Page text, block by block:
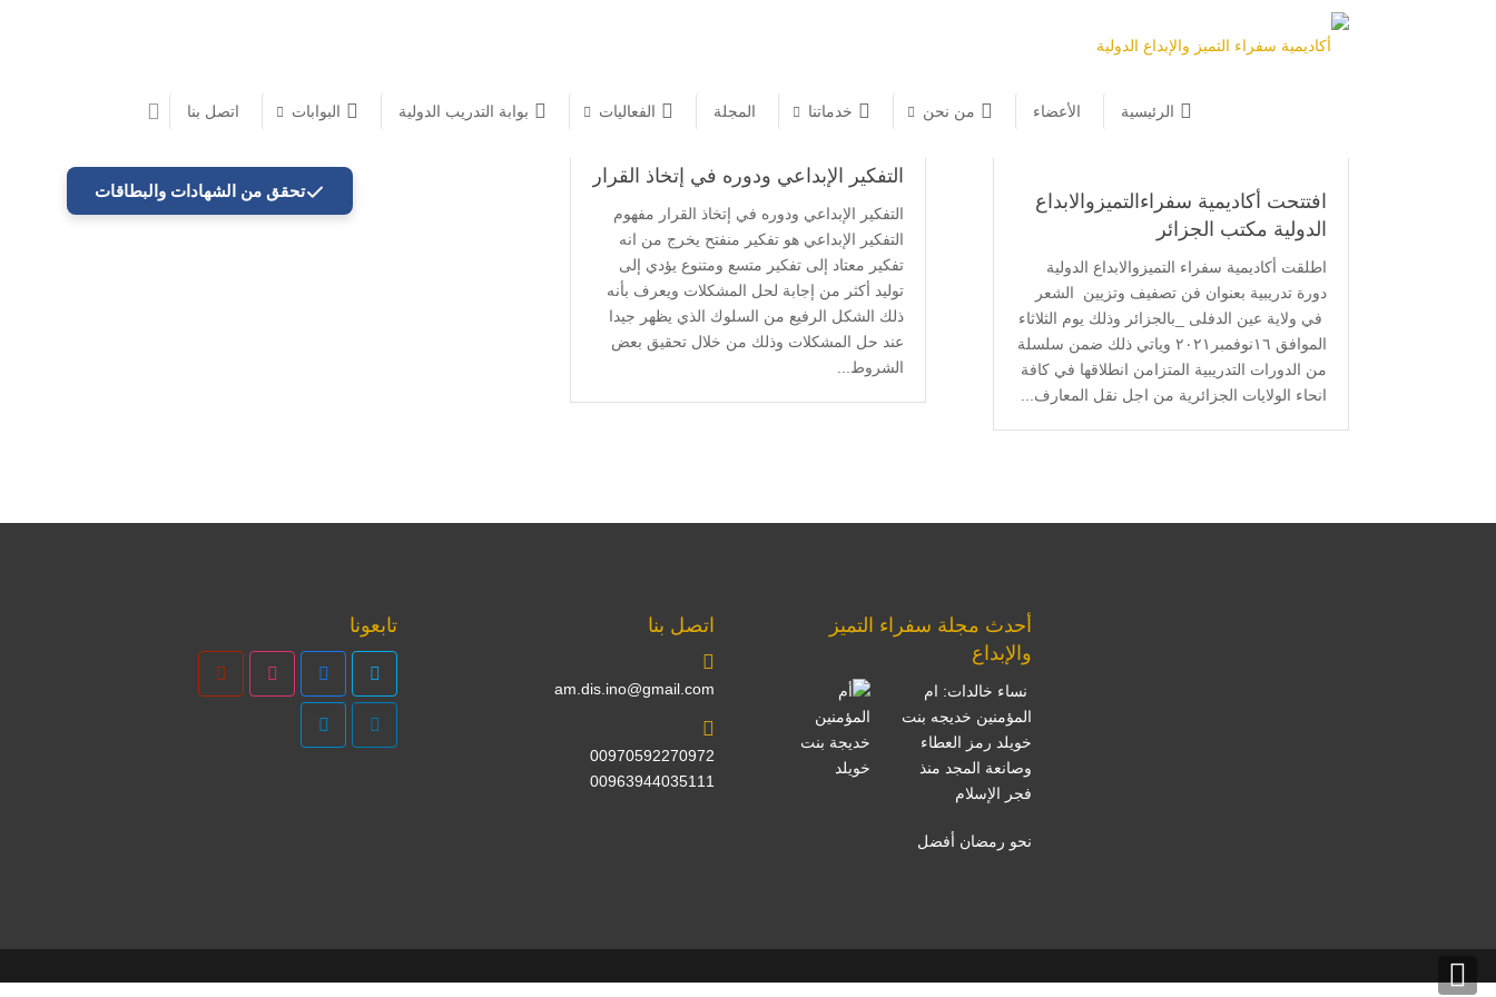
الرئيسية الأعضاء من نحن خدماتنا المجلة الفعاليات بوابة التدريب الدولية البوابات اتصل بنا
افتتحت أكاديمية سفراءالتميزوالابداع
الدولية مكتب الجزائر
اطلقت أكاديمية سفراء التميزوالابداع الدولية
دورة تدريبية بعنوان فن تصفيف وتزيين الشعر
في ولاية عين الدفلى _بالجزائر وذلك يوم الثلاثاء
الموافق ١٦نوفمبر٢٠٢١ وياتي ذلك ضمن سلسلة
من الدورات التدريبية المتزامن انطلاقها في كافة
انحاء الولايات الجزائرية من اجل نقل المعارف...
التفكير الإبداعي ودوره في إتخاذ القرار
التفكير الإبداعي ودوره في إتخاذ القرار مفهوم
التفكير الإبداعي هو تفكير منفتح يخرج من انه
تفكير معتاد إلى تفكير متسع ومتنوع يؤدي إلى
توليد أكثر من إجابة لحل المشكلات ويعرف بأنه
ذلك الشكل الرفيع من السلوك الذي يظهر جيدا
عند حل المشكلات وذلك من خلال تحقيق بعض
الشروط...
أحدث مجلة سفراء التميز
والإبداع
نساء خالدات: ام
المؤمنين خديجه بنت
خويلد رمز العطاء
وصانعة المجد منذ
فجر الإسلام
نحو رمضان أفضل
اتصل بنا
am.dis.ino@gmail.com
00970592270972
00963944035111
تابعونا
تحقق من الشهادات والبطاقات